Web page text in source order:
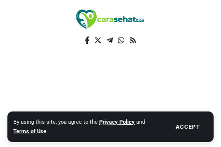
By using this site, you agree to the Privacy Policy and
Terms of Use.
ACCEPT